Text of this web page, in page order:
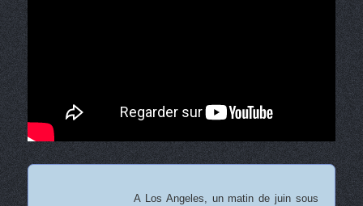
A Los Angeles, un matin de juin sous